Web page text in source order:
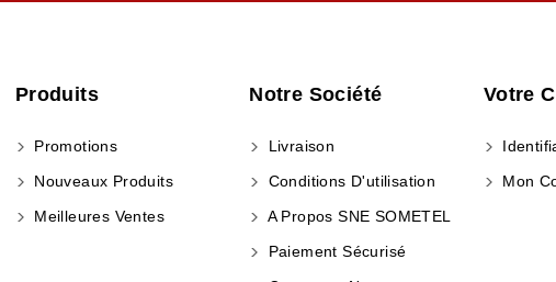
Produits
Promotions
Nouveaux Produits
Meilleures Ventes
Notre Société
Livraison
Conditions D'utilisation
A Propos SNE SOMETEL
Paiement Sécurisé
Votre
Mon